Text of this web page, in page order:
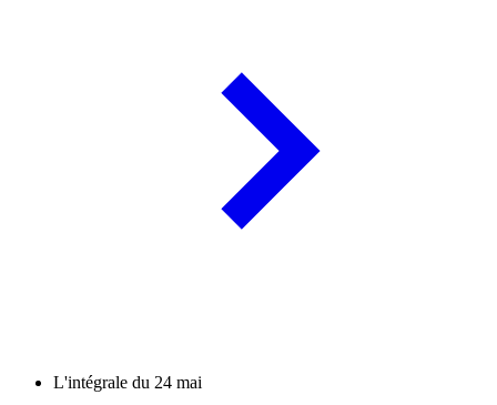
L'intégrale du 24 mai